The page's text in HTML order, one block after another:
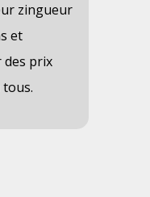
zingueur
et
prix